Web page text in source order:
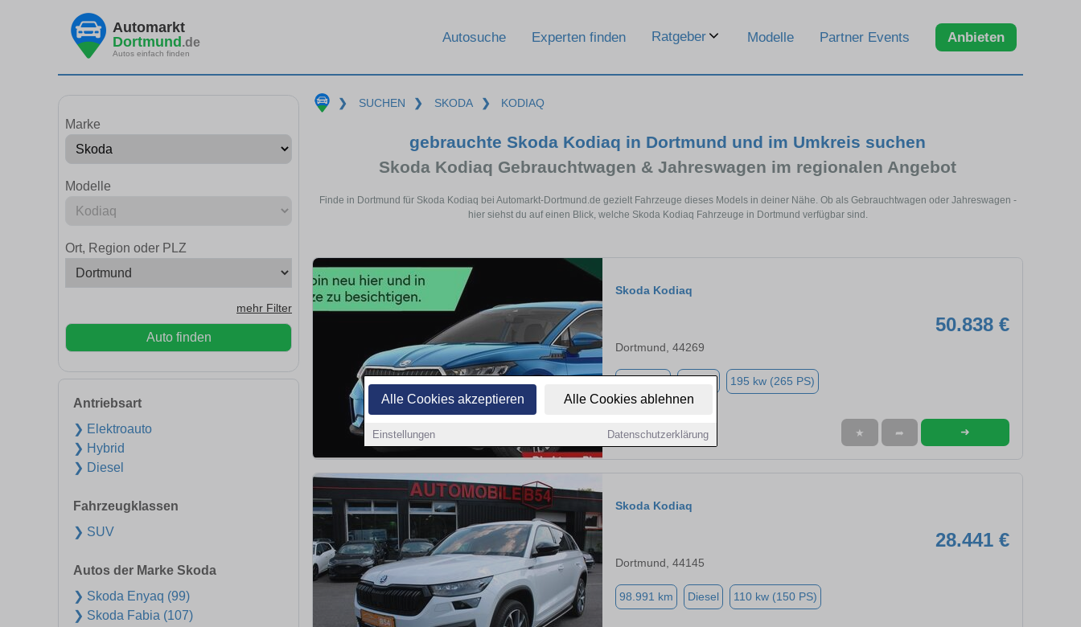
Alle Cookies akzeptieren Alle Cookies ablehnen
Einstellungen Datenschutzerklärung
Automarkt
Dortmund.de
Autos einfach finden
Autosuche Experten finden Ratgeber Modelle Partner Events Anbieten
Marke
Modelle
Ort, Region oder PLZ
mehr Filter
Auto finden
Antriebsart
❯ Elektroauto
❯ Hybrid
❯ Diesel
Fahrzeugklassen
❯ SUV
Autos der Marke Skoda
❯ Skoda Enyaq (99)
❯ Skoda Fabia (107)
❯ SUCHEN ❯ SKODA ❯ KODIAQ
gebrauchte Skoda Kodiaq in Dortmund und im Umkreis suchen
Skoda Kodiaq Gebrauchtwagen & Jahreswagen im regionalen Angebot
Finde in Dortmund für Skoda Kodiaq bei Automarkt-Dortmund.de gezielt Fahrzeuge dieses Models in deiner Nähe. Ob als Gebrauchtwagen oder Jahreswagen -
hier siehst du auf einen Blick, welche Skoda Kodiaq Fahrzeuge in Dortmund verfügbar sind.
Skoda Kodiaq
50.838 €
Dortmund, 44269
195 kw (265 PS)
★ ➦ ➜
Skoda Kodiaq
28.441 €
Dortmund, 44145
98.991 km Diesel 110 kw (150 PS)